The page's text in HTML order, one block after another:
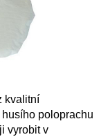
kvalitní
poloprachu
vyrobit v